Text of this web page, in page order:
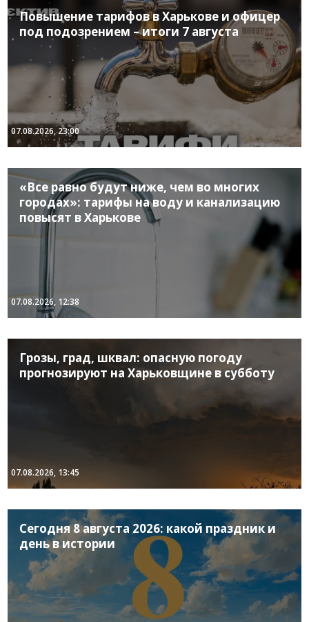
Повышение тарифов в Харькове и офицер
под подозрением – итоги 7 августа
07.08.2026, 23:00
«Все равно будут ниже, чем во многих
городах»: тарифы на воду и канализацию
повысят в Харькове
07.08.2026, 12:38
Грозы, град, шквал: опасную погоду
прогнозируют на Харьковщине в субботу
07.08.2026, 13:45
Сегодня 8 августа 2026: какой праздник и
день в истории